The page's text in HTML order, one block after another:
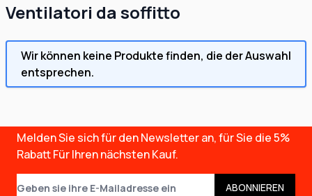
Ventilatori da soffitto
Wir können keine Produkte finden, die der Auswahl
entsprechen.
Melden Sie sich für den Newsletter an, für Sie die5%
RabattFür Ihren nächsten Kauf.
E-Mail-Adresse
ABONNIEREN